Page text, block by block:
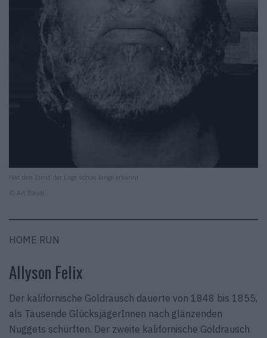
Hat den Ernst der Lage schon lange erkannt.
© Art Basel
HOME RUN
Allyson Felix
Der kalifornische Goldrausch dauerte von 1848 bis 1855,
als Tausende GlücksjägerInnen nach glänzenden
Nuggets schürften. Der zweite kalifornische Goldrausch